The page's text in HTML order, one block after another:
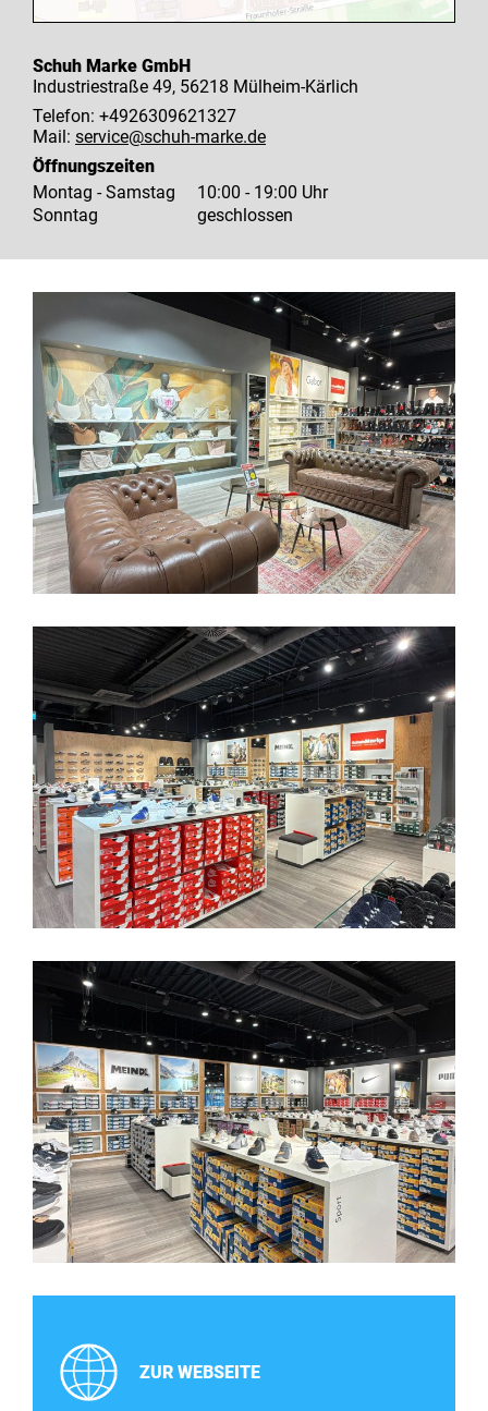
Schuh Marke GmbH
Industriestraße 49, 56218 Mülheim-Kärlich
Telefon: +4926309621327
Mail: service@schuh-marke.de
Öffnungszeiten
Montag - Samstag
10:00 - 19:00 Uhr
Sonntag
geschlossen
ZUR WEBSEITE